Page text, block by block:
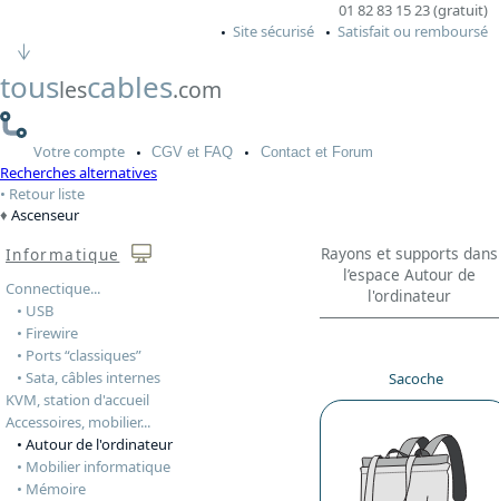
01 82 83 15 23 (gratuit)
Site sécurisé
Satisfait ou remboursé
touslescables.com
Votrecompte CGV et FAQ Contactet Forum
Recherches alternatives
Retour liste
Ascenseur
Rayons et supports dans
l’espace Autour de
l'ordinateur
Sacoche
Informatique
Connectique...
• USB
• Firewire
• Ports “classiques”
• Sata, câbles internes
KVM, station d'accueil
Accessoires, mobilier...
• Autour de l'ordinateur
• Mobilier informatique
• Mémoire